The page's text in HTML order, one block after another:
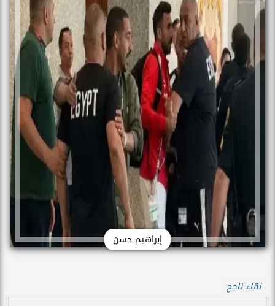
إبراهيم حسن
لقاء ناجح